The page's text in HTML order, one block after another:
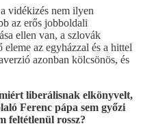
vidékizés nem ilyen
az erős jobboldali
ellen van, a szlovák
az egyházzal és a hittel
azonban kölcsönös, és
liberálisnak elkönyvelt,
Ferenc pápa sem győzi
feltétlenül rossz?